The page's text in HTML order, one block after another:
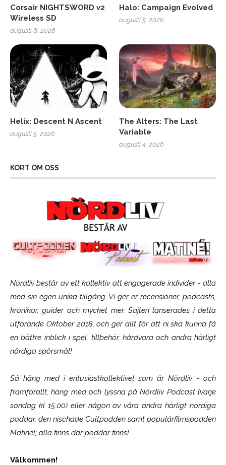
Corsair NIGHTSWORD v2
Wireless SD
augusti 6, 2026
Halo: Campaign Evolved
augusti 5, 2026
Helix: Descent N Ascent
augusti 5, 2026
The Alters: The Last
Variable
augusti 4, 2026
KORT OM OSS
Nördliv består av ett kollektiv att engagerade individer - alla
med sin egen unika tillgång. Vi ger er recensioner, podcasts,
krönikor, guider och mycket mer. Sajten lanserades i detta
utförande Oktober 2018, och ger allt för att ni ska kunna få
en bättre inblick i spel, tillbehör, hårdvara och andra härligt
nördiga spörsmål!
Så häng med i entusiastkollektivet som ärNördliv- och
framförallt, häng med och lyssna på Nördliv Podcast (varje
söndag kl 15.00) eller någon av våra andra härligt nördiga
poddar, den nischade Cultpodden samt populärfilmspodden
Matiné!; alla finns där poddar finns!
Välkommen!